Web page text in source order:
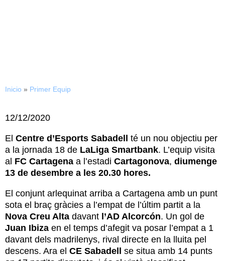
Inicio » Primer Equip
12/12/2020
El Centre d’Esports Sabadell
té un nou objectiu per
a la jornada 18 de LaLiga Smartbank. L’equip visita
al FC Cartagena a l’estadi Cartagonova, diumenge
13 de desembre a les 20.30 hores.
El conjunt arlequinat arriba a Cartagena amb un punt
sota el braç gràcies a l’empat de l’últim partit a la
Nova Creu Alta davant l’AD Alcorcón. Un gol de
Juan Ibiza en el temps d’afegit va posar l’empat a 1
davant dels madrilenys, rival directe en la lluita pel
descens. Ara el CE Sabadell se situa amb 14 punts